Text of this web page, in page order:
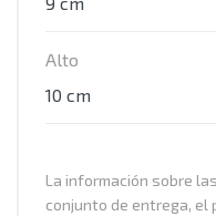
Alto
10 cm
La información sobre
conjunto de entrega, el